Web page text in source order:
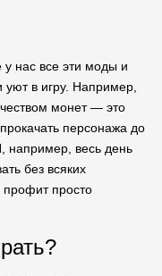
нас все эти моды и
уют в игру. Например,
монет — это
персонажа до
например, весь день
без всяких
просто